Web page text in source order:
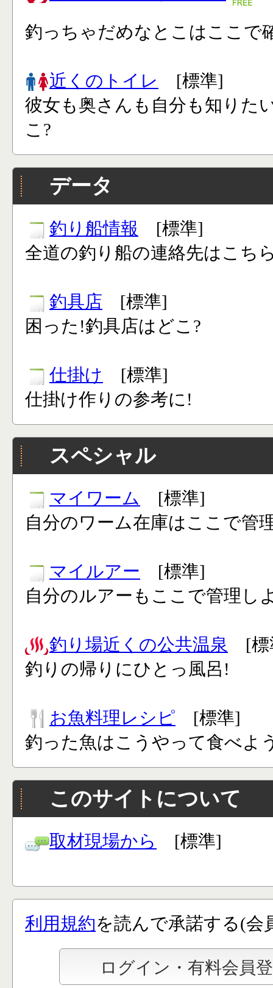
釣っちゃだめなとこはここで
近くのトイレ
[標準]
彼女も奥さんも自分も知りた
こ?
データ
釣り船情報 [標準]
全道の釣り船の連絡先はこち
釣具店 [標準]
困った!釣具店はどこ?
仕掛け [標準]
仕掛け作りの参考に!
スペシャル
マイワーム
[標準]
自分のワーム在庫はここで管
マイルアー [標準]
自分のルアーもここで管理し
釣り場近くの公共温泉 [標
釣りの帰りにひとっ風呂!
お魚料理レシピ [標準]
釣った魚はこうやって食べよ
このサイトについて
取材現場から [標準]
利用規約を読んで承諾する(会